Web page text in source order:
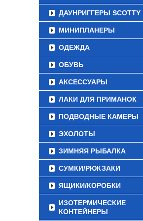
ДАУНРИГГЕРЫ SCOTTY
МИНИПЛАНЕРЫ
ОДЕЖДА
ОБУВЬ
АКСЕССУАРЫ
ЛАКИ ДЛЯ ПРИМАНОК
ПОДВОДНЫЕ КАМЕРЫ
ЭХОЛОТЫ
ЗИМНЯЯ РЫБАЛКА
СУМКИ/РЮКЗАКИ
ЯЩИКИ/КОРОБКИ
ИЗОТЕРМИЧЕСКИЕ
КОНТЕЙНЕРЫ